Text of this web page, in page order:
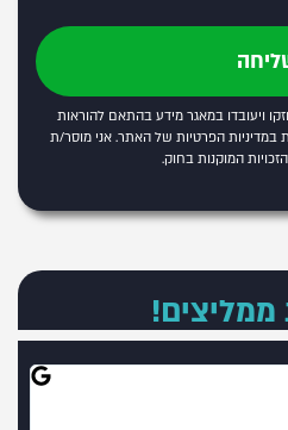
ויעובדו במאגר מידע בהתאם להוראות
במדיניות הפרטיות של האתר. אני מוסר/ת
המוקנות בחוק.
ממליצים!